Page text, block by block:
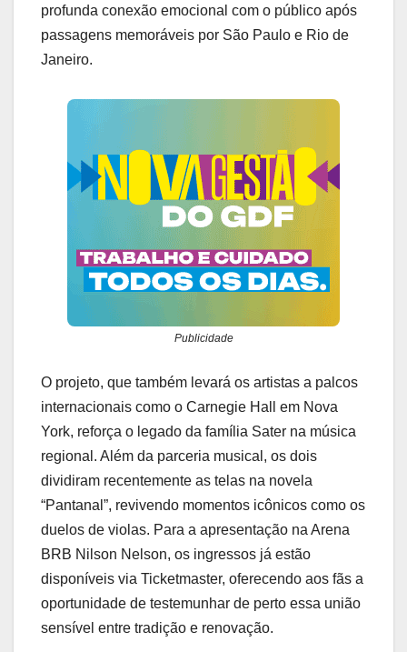
profunda conexão emocional com o público após
passagens memoráveis por São Paulo e Rio de
Janeiro.
Publicidade
O projeto, que também levará os artistas a palcos
internacionais como o Carnegie Hall em Nova
York, reforça o legado da família Sater na música
regional. Além da parceria musical, os dois
dividiram recentemente as telas na novela
“Pantanal”, revivendo momentos icônicos como os
duelos de violas. Para a apresentação na Arena
BRB Nilson Nelson, os ingressos já estão
disponíveis via Ticketmaster, oferecendo aos fãs a
oportunidade de testemunhar de perto essa união
sensível entre tradição e renovação.